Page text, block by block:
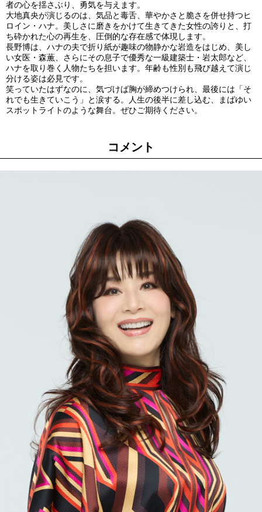
者の心を揺さぶり、勇気を与えます。
大地真央が演じるのは、気品と毒舌、華やかさと脆さを併せ持つヒ
ロイン・ハナ。美しさに磨きをかけて生きてきた女性の誇りと、打
ち砕かれた心の再生を、圧倒的な存在感で体現します。
長野博は、ハナの夫で折り紙が趣味の物静かな岩造をはじめ、美し
い女医・森薫、さらにその息子で優秀な一級建築士・岩太郎など、
ハナを取り巻く人物たちを担います。年齢も性別も飛び越えて演じ
分ける姿は必見です。
笑っていたはずなのに、気づけば胸が締めつけられ、最後には「そ
れでも生きていこう」と涙する。人生の後半に差し込む、まばゆい
スポットライトのような舞台。ぜひご期待ください。
コメント